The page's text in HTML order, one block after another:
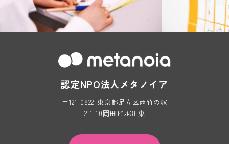
認定NPO法人メタノイア
〒121-0822 東京都足立区西竹の塚
2-1-10岡田ビル3F東